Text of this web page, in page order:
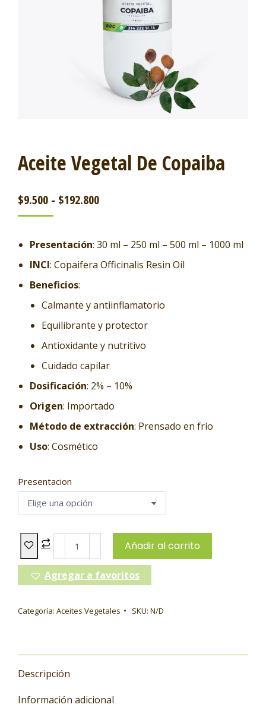
Aceite Vegetal De Copaiba
$9.500 - $192.800
Presentación: 30 ml – 250 ml – 500 ml – 1000 ml
INCI: Copaifera Officinalis Resin Oil
Beneficios:
Calmante y antiinflamatorio
Equilibrante y protector
Antioxidante y nutritivo
Cuidado capilar
Dosificación: 2% – 10%
Origen: Importado
Método de extracción: Prensado en frío
Uso: Cosmético
Presentacion
Añadir al carrito
Agregar a favoritos
Categoría: Aceites Vegetales SKU: N/D
Descripción
Información adicional